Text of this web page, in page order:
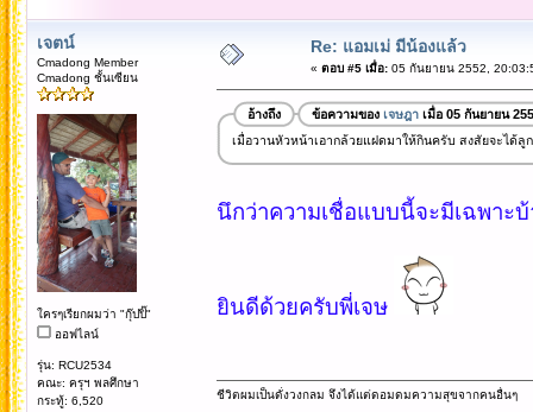
เจตน์
Cmadong Member
Cmadong ชั้นเซียน
ใครๆเรียกผมว่า "กุ๊ปปิ๊"
ออฟไลน์
รุ่น: RCU2534
คณะ: ครุฯ พลศึกษา
กระทู้: 6,520
Re: แอมเม่ มีน้องแล้ว
« ตอบ #5 เมื่อ:05 กันยายน 2552,
อ้างถึง ข้อความของ เจษฎาเมื่อ 05 กันยายน
เมื่อวานหัวหน้าเอากล้วยแฝดมาให้กินครับ สงสัยจะได้ลู
นึกว่าความเชื่อแบบนี้จะมีเฉพาะ
ยินดีด้วยครับพี่เจษ
ชีวิตผมเป็นดั่งวงกลม จึงได้แต่ดอมดมความสุขจากคนอื่นๆ